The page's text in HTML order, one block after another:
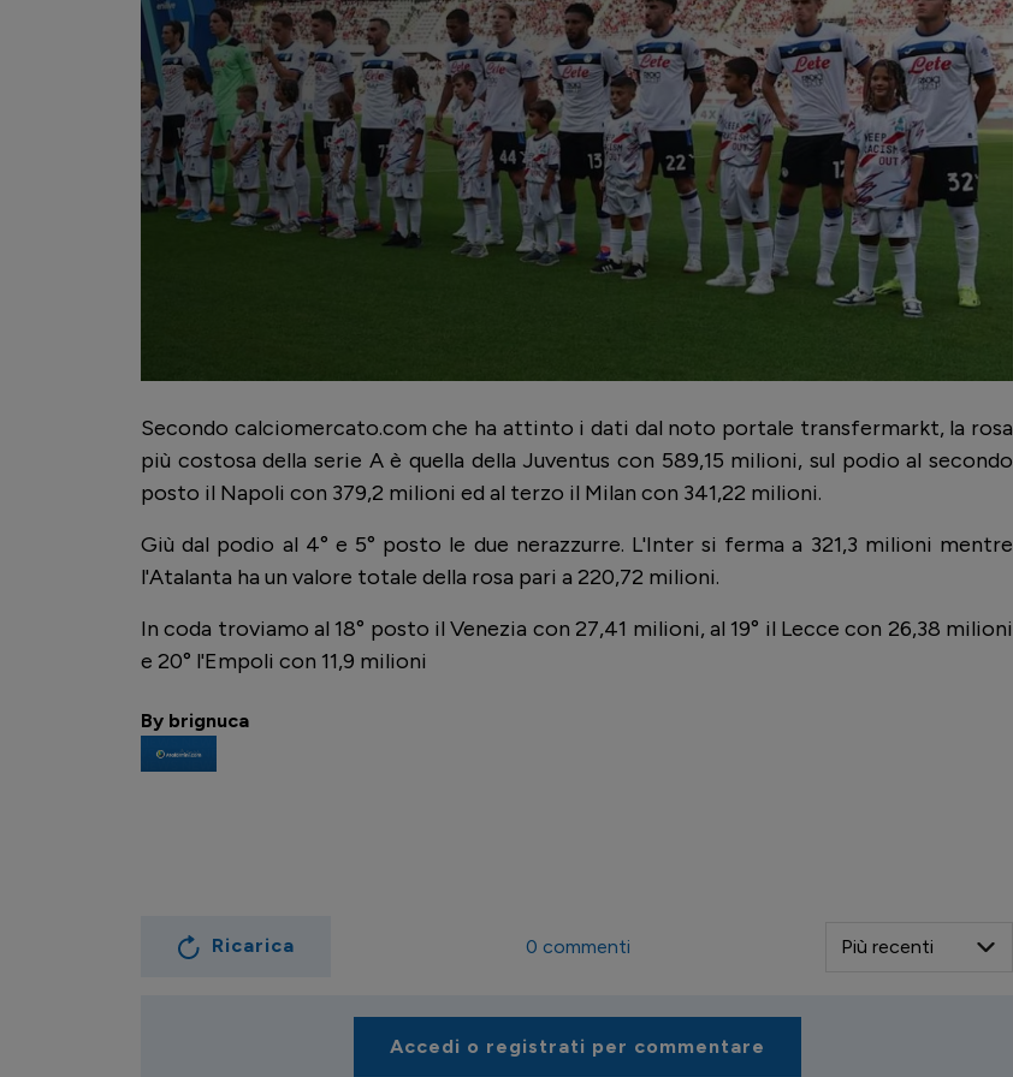
Secondo calciomercato.com che ha attinto i dati dal noto portale transfermarkt, la rosa
più costosa della serie A è quella della Juventus con 589,15 milioni, sul podio al secondo
posto il Napoli con 379,2 milioni ed al terzo il Milan con 341,22 milioni.
Giù dal podio al 4° e 5° posto le due nerazzurre. L'Inter si ferma a 321,3 milioni mentre
l'Atalanta ha un valore totale della rosa pari a 220,72 milioni.
In coda troviamo al 18° posto il Venezia con 27,41 milioni, al 19° il Lecce con 26,38 milioni
e 20° l'Empoli con 11,9 milioni
By brignuca
Ricarica 0 commenti
Accedi o registrati per commentare